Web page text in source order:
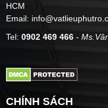
HCM
Email:
Tel: 0902 469 466 -
CHÍNH SÁCH